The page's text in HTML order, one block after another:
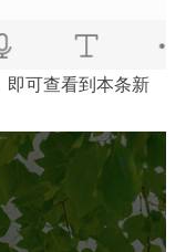
即可查看到本条新